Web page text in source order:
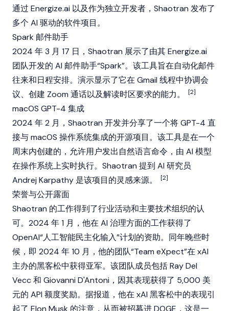
通过 Energize.ai 以及作为独立开发者，Shaotran 发布了
多个 AI 驱动的软件项目。
Spark 邮件助手
2024 年 3 月 17 日，Shaotran 展示了由其 Energize.ai
团队开发的 AI 邮件助手“Spark”。该工具旨在自动化邮件
往来和日程安排。演示显示了它在 Gmail 线程中协调会
议、创建 Zoom 通话以及解读时区要求的能力。
[2]
macOS GPT-4 集成
2024 年 2 月，Shaotran 开发并分享了一个将 GPT-4 直
接与 macOS 操作系统集成的开源项目。该工具是在一个
周末内创建的，允许用户发出自然语言命令，由 AI 模型
在操作系统上实时执行。Shaotran 提到 AI 研究员
Andrej Karpathy 是该项目的灵感来源。
[2]
荣誉与公开露面
Shaotran 的工作得到了行业活动和主要技术组织的认
可。2024 年 1 月，他在 AI 治理方面的工作获得了
OpenAI“人工智能民主化输入”计划的资助。同年晚些时
候，即 2024 年 10 月，他的团队“Team eXpect”在 xAI
主办的黑客松中获得亚军。该团队成员包括 Ray Del
Vecc 和 Giovanni D'Antoni，因其表现获得了 5,000 美
元的 API 额度奖励。据报道，他在 xAI 黑客松中的表现引
起了 Elon Musk 的注意，从而被招募进 DOGE，这是一